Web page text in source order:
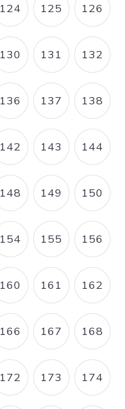
PAGE
124 PAGE
125 PAGE
126
PAGE
130 PAGE
131 PAGE
132
PAGE
136 PAGE
137 PAGE
138
PAGE
142 PAGE
143 PAGE
144
PAGE
148 PAGE
149 PAGE
150
PAGE
154 PAGE
155 PAGE
156
PAGE
160 PAGE
161 PAGE
162
PAGE
166 PAGE
167 PAGE
168
PAGE
172 PAGE
173 PAGE
174